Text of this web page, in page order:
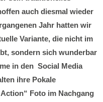
auch diesmal wieder
Jahr hatten wir
Variante, die nicht im
sondern sich wunderbar
in den Social Media
ihre Pokale
Foto im Nachgang